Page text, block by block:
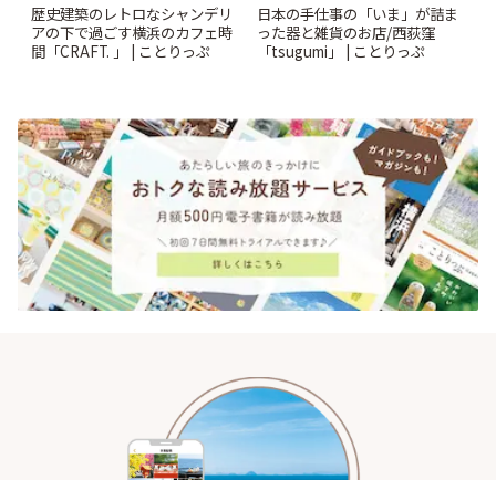
歴史建築のレトロなシャンデリ
アの下で過ごす横浜のカフェ時
間「CRAFT. 」 | ことりっぷ
日本の手仕事の「いま」が詰ま
った器と雑貨のお店/西荻窪
「tsugumi」 | ことりっぷ